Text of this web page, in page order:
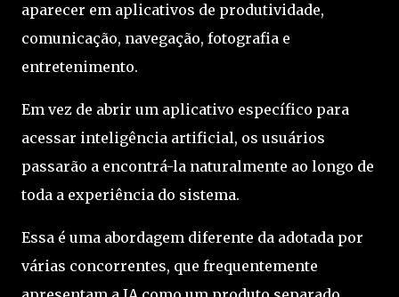
aparecer em aplicativos de produtividade,
comunicação, navegação, fotografia e
entretenimento.
Em vez de abrir um aplicativo específico para
acessar inteligência artificial, os usuários
passarão a encontrá-la naturalmente ao longo de
toda a experiência do sistema.
Essa é uma abordagem diferente da adotada por
várias concorrentes, que frequentemente